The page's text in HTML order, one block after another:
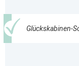
Glückskabinen-